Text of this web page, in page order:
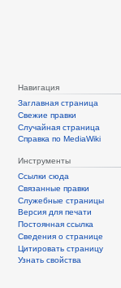
Навигация
Заглавная страница
Свежие правки
Случайная страница
Справка по MediaWiki
Инструменты
Ссылки сюда
Связанные правки
Служебные страницы
Версия для печати
Постоянная ссылка
Сведения о странице
Цитировать страницу
Узнать свойства